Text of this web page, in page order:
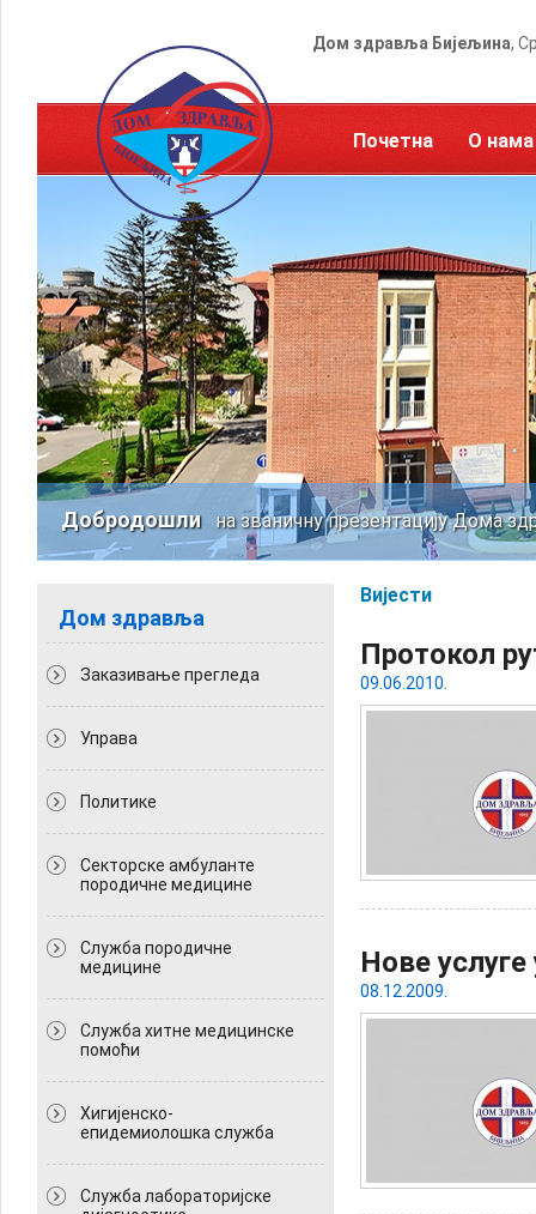
Дом здравља Бијељина,
Почетна О нама
Добродошлина званичну презентацију Дома
Дом здравља
Заказивање прегледа
Управа
Политикe
Секторске амбуланте
породичне медицине
Служба породичне
медицине
Служба хитне медицинске
помоћи
Хигијенско-
епидемиолошка служба
Служба лабораторијске
Вијести
Протокол
09.06.2010.
Нове услуге
08.12.2009.